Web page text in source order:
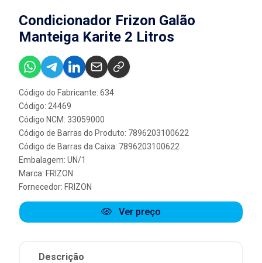
Condicionador Frizon Galão
Manteiga Karite 2 Litros
Código do Fabricante: 634
Código: 24469
Código NCM: 33059000
Código de Barras do Produto: 7896203100622
Código de Barras da Caixa: 7896203100622
Embalagem: UN/1
Marca: FRIZON
Fornecedor: FRIZON
Ver preço
Descrição